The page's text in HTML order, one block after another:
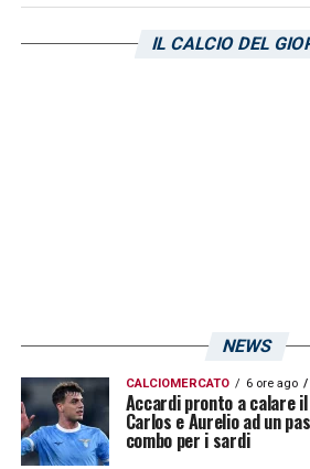
IL CALCIO DEL
NEWS
CALCIOMERCATO 6 ore ago
Accardi pronto a calare
Carlos e Aurelio ad un
combo per i sardi